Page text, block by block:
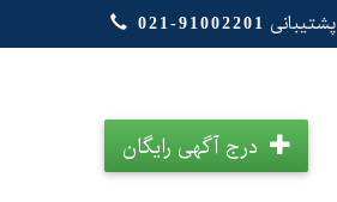
پشتیبانی 021-91002201
درج آگهی رایگان